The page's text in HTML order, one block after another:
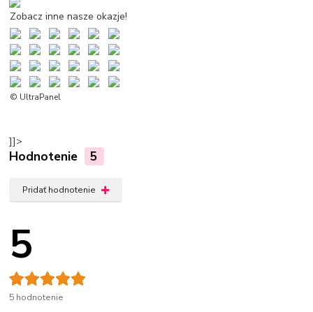
Zobacz inne nasze okazje!
© UltraPanel
]]>
Hodnotenie 5
Pridať hodnotenie
5
5 hodnotenie